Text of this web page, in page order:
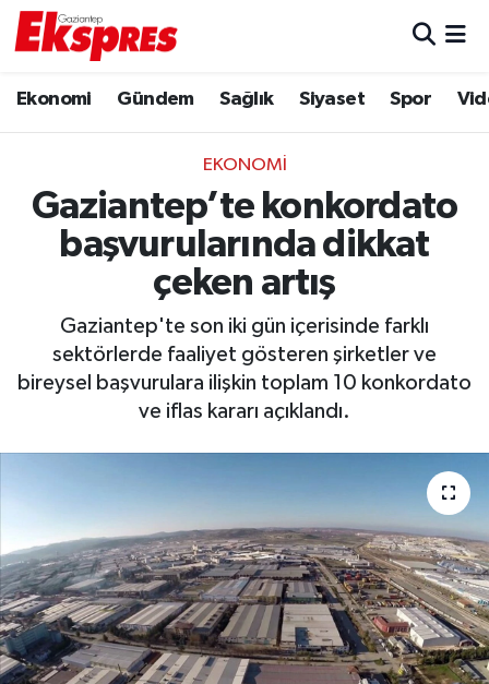
Ekonomi Gündem Sağlık Siyaset Spor
EKONOMI
Gaziantep’te konkordato
başvurularında dikkat
çeken artış
Gaziantep'te son iki gün içerisinde farklı
sektörlerde faaliyet gösteren şirketler ve
bireysel başvurulara ilişkin toplam 10 konkordato
ve iflas kararı açıklandı.
Ekonomi
Gaziantep son dakika
Genel
Haberler
Kültür Sanat
Müzik
Piyasa
Resmi İlanlar
Trafik Durumu
Puan Durumu ve Fikstür
Tüm Manşetler
Son Dakika Haberleri
Haber Arşivi